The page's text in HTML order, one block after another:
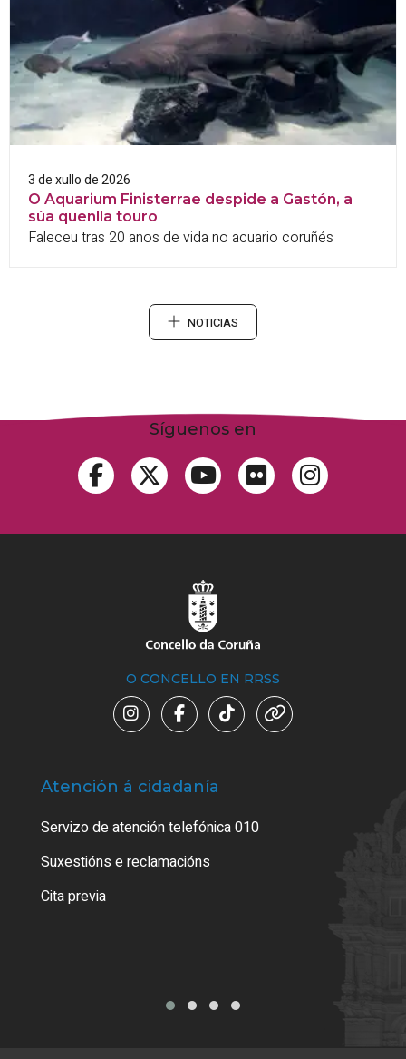
3 de xullo de 2026
O Aquarium Finisterrae despide a Gastón, a
súa quenlla touro
Faleceu tras 20 anos de vida no acuario coruñés
NOTICIAS
Síguenos en
O CONCELLO EN RRSS
Atención á cidadanía
Servizo de atención telefónica 010
Suxestións e reclamacións
Cita previa